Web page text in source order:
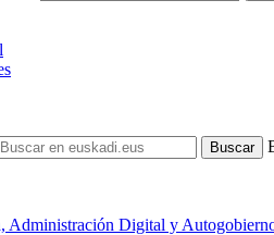
Administración Digital y